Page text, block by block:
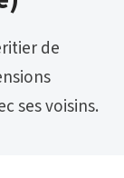
de
ses voisins.